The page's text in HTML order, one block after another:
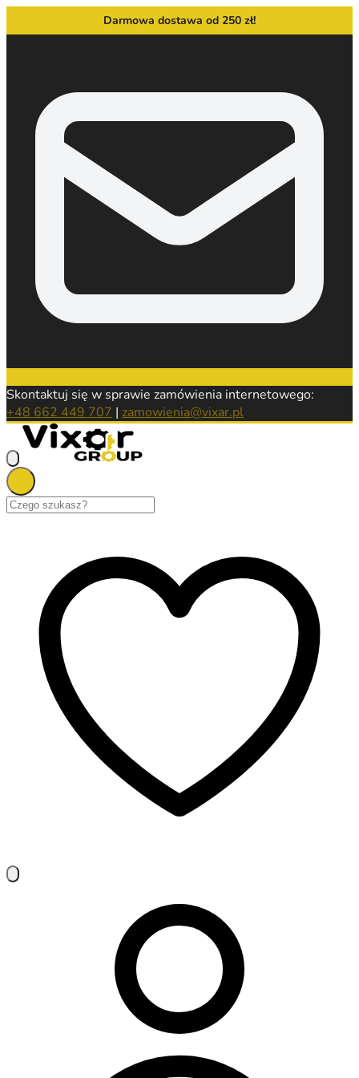
Darmowa dostawa od 250 zł!
Skontaktuj się w sprawie zamówienia internetowego:
+48 662 449 707 | zamowienia@vixar.pl